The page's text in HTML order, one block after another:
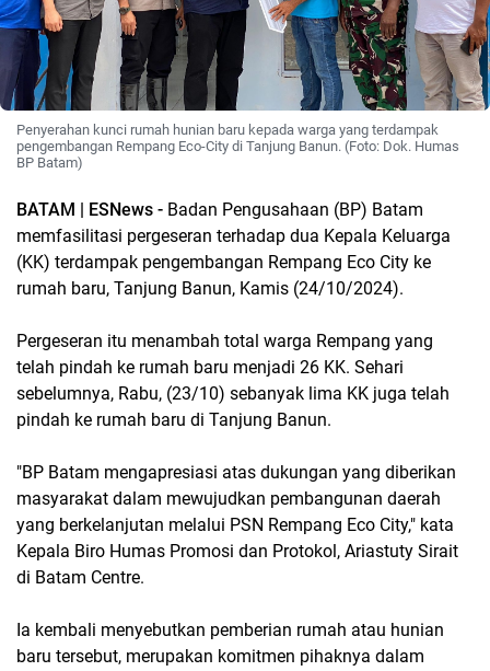
Penyerahan kunci rumah hunian baru kepada warga yang terdampak
pengembangan Rempang Eco-City di Tanjung Banun. (Foto: Dok. Humas
BP Batam)
BATAM | ESNews - Badan Pengusahaan (BP) Batam
memfasilitasi pergeseran terhadap dua Kepala Keluarga
(KK) terdampak pengembangan Rempang Eco City ke
rumah baru, Tanjung Banun, Kamis (24/10/2024).
Pergeseran itu menambah total warga Rempang yang
telah pindah ke rumah baru menjadi 26 KK. Sehari
sebelumnya, Rabu, (23/10) sebanyak lima KK juga telah
pindah ke rumah baru di Tanjung Banun.
"BP Batam mengapresiasi atas dukungan yang diberikan
masyarakat dalam mewujudkan pembangunan daerah
yang berkelanjutan melalui PSN Rempang Eco City," kata
Kepala Biro Humas Promosi dan Protokol, Ariastuty Sirait
di Batam Centre.
Ia kembali menyebutkan pemberian rumah atau hunian
baru tersebut, merupakan komitmen pihaknya dalam